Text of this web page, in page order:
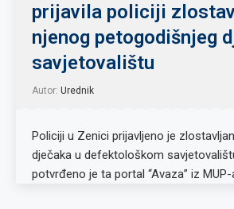
prijavila policiji
njenog petogodišnjeg
savjetovalištu
Autor: Urednik
Policiji u Zenici prijavljeno je
dječaka u defektološkom
potvrđeno je ta portal “Avaza” iz